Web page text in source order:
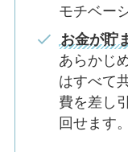
モチベー
お金が貯
あらかじ
はすべて
費を差し
回せます。